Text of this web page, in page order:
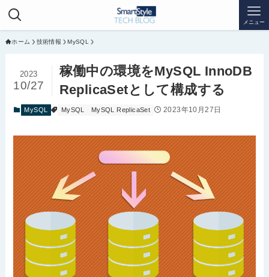
メニュー
ホーム 技術情報 MySQL
稼働中の環境をMySQL InnoDB
ReplicaSetとして構成する
2023
10/27
MySQL MySQL MySQL ReplicaSet 2023年10月27日